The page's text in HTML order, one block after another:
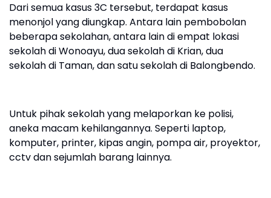
Dari semua kasus 3C tersebut, terdapat kasus
menonjol yang diungkap. Antara lain pembobolan
beberapa sekolahan, antara lain di empat lokasi
sekolah di Wonoayu, dua sekolah di Krian, dua
sekolah di Taman, dan satu sekolah di Balongbendo.
Untuk pihak sekolah yang melaporkan ke polisi,
aneka macam kehilangannya. Seperti laptop,
komputer, printer, kipas angin, pompa air, proyektor,
cctv dan sejumlah barang lainnya.